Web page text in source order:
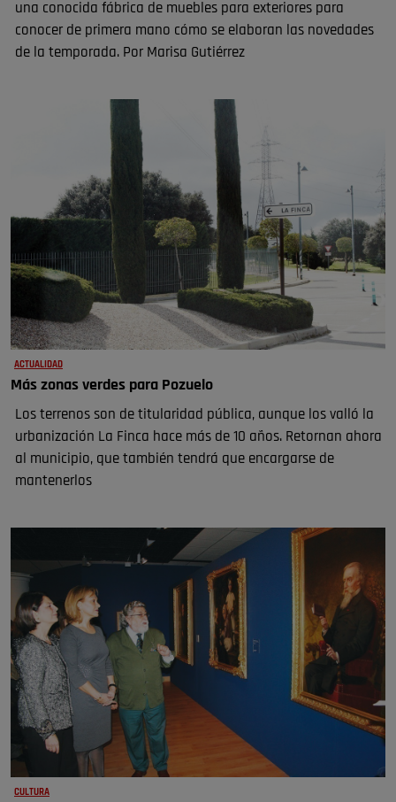
una conocida fábrica de muebles para exteriores para
conocer de primera mano cómo se elaboran las novedades
de la temporada. Por Marisa Gutiérrez
ACTUALIDAD
Más zonas verdes para Pozuelo
Los terrenos son de titularidad pública, aunque los valló la
urbanización La Finca hace más de 10 años. Retornan ahora
al municipio, que también tendrá que encargarse de
mantenerlos
CULTURA